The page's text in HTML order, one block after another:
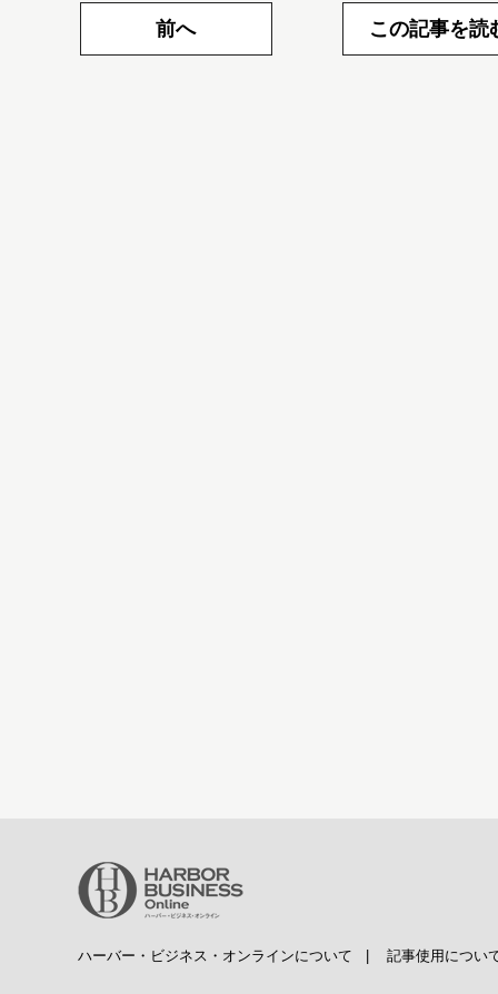
前へ この記事を読
ハーバー・ビジネス・オンラインについて | 記事使用につい